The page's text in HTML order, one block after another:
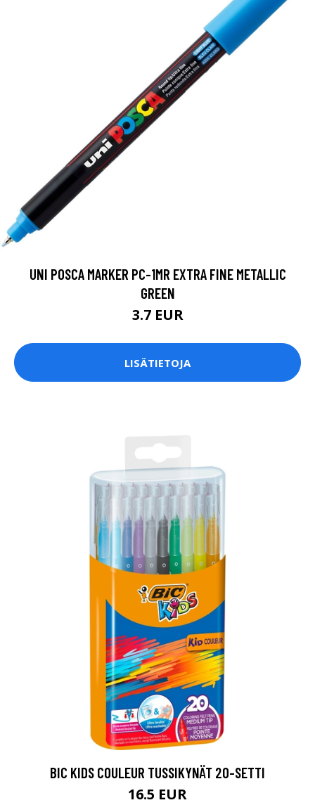
UNI POSCA MARKER PC-1MR EXTRA FINE METALLIC
GREEN
3.7 EUR
LISÄTIETOJA
BIC KIDS COULEUR TUSSIKYNÄT 20-SETTI
16.5 EUR